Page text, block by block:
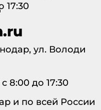
17:30
ул. Володи
8:00 до 17:30
и по всей России